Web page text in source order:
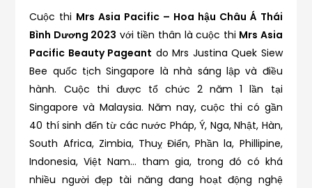
Cuộc thi Mrs Asia Pacific – Hoa hậu Châu Á Thái
Bình Dương 2023 với tiền thân là cuộc thi Mrs Asia
Pacific Beauty Pageant do Mrs Justina Quek Siew
Bee quốc tịch Singapore là nhà sáng lập và điều
hành. Cuộc thi được tổ chức 2 năm 1 lần tại
Singapore và Malaysia. Năm nay, cuộc thi có gần
40 thí sinh đến từ các nước Pháp, Ý, Nga, Nhật, Hàn,
South Africa, Zimbia, Thuỵ Điển, Phần la, Phillipine,
Indonesia, Việt Nam… tham gia, trong đó có khá
nhiều người đẹp tài năng đang hoạt động nghệ